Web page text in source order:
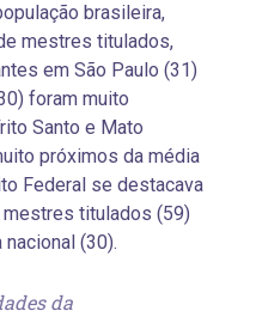
brasileira,
mestres titulados,
em São Paulo (31)
foram muito
Santo e Mato
próximos da média
Federal se destacava
titulados (59)
(30).
da